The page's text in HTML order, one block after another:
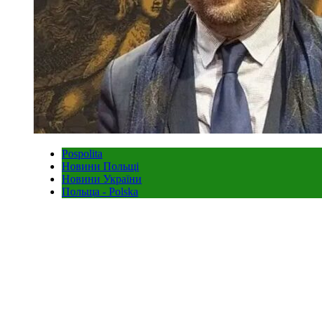
Pospolita
Новини Польщі
Новини України
Польща - Polska